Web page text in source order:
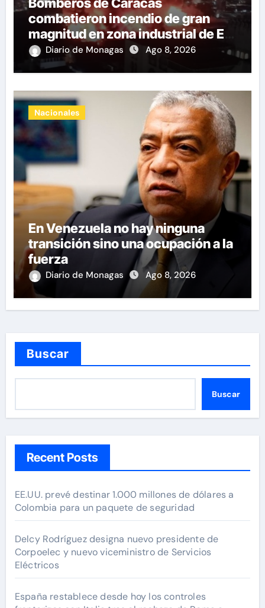
Bomberos de Caracas
combatieron incendio de gran
magnitud en zona industrial de El
Llanito
Diario de Monagas Ago 8, 2026
Nacionales
En Venezuela no hay ninguna
transición sino una ocupación a la
fuerza
Diario de Monagas Ago 8, 2026
Buscar
Buscar
Recent Posts
EE.UU. prevé destinar 1.000 millones de dólares a
Colombia para un paquete de seguridad
Delcy Rodríguez designa nuevo presidente de
Corpoelec y nuevo viceministro de Servicios
Eléctricos
España restablece desde hoy los controles